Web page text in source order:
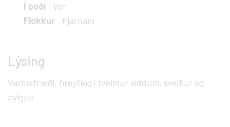
Í boði : Vor
Flokkur : Fjarnám
Lýsing
Varmafræði, hreyfing í tveimur víddum, sveiflur og
bylgjur